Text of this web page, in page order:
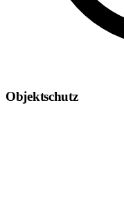
Objektschutz